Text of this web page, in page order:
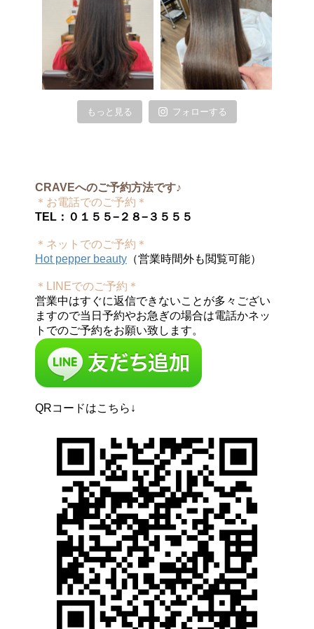
もっと見る フォローする
CRAVEへのご予約方法です♪
＊お電話でのご予約＊
TEL：０１５５−２８−３５５５
＊ネットでのご予約＊
Hot pepper beauty （営業時間外も閲覧可能）
＊LINEでのご予約＊
営業中はすぐに返信できないことが多々ござい
ますので当日予約やお急ぎの場合は電話かネッ
トでのご予約をお願い致します。
QRコードはこちら↓